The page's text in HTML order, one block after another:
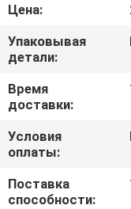
МЫ
НОВОСТИ
СЛУЧАИ
Цена:
Упаковывая
детали:
Время
доставки:
Условия
оплаты:
Поставка
способности: